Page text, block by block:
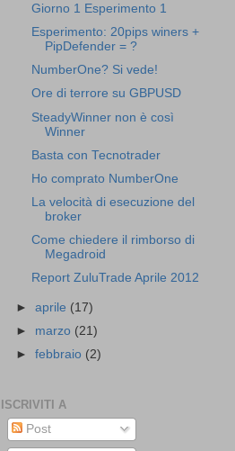
Giorno 1 Esperimento 1
Esperimento: 20pips winers +
PipDefender = ?
NumberOne? Si vede!
Ore di terrore su GBPUSD
SteadyWinner non è così
Winner
Basta con Tecnotrader
Ho comprato NumberOne
La velocità di esecuzione del
broker
Come chiedere il rimborso di
Megadroid
Report ZuluTrade Aprile 2012
►aprile (17)
► marzo (21)
►febbraio (2)
ISCRIVITI A
Post